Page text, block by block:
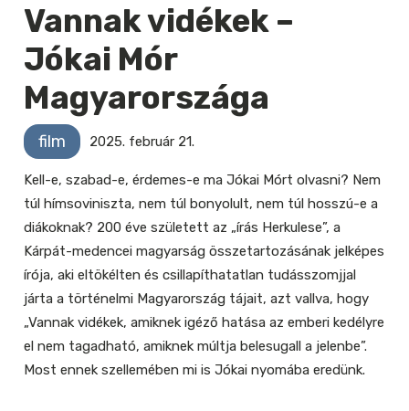
Vannak vidékek –
Jókai Mór
Magyarországa
film 2025. február 21.
Kell-e, szabad-e, érdemes-e ma Jókai Mórt olvasni? Nem
túl hímsoviniszta, nem túl bonyolult, nem túl hosszú-e a
diákoknak? 200 éve született az „írás Herkulese”, a
Kárpát-medencei magyarság összetartozásának jelképes
írója, aki eltökélten és csillapíthatatlan tudásszomjjal
járta a történelmi Magyarország tájait, azt vallva, hogy
„Vannak vidékek, amiknek igéző hatása az emberi kedélyre
el nem tagadható, amiknek múltja belesugall a jelenbe”.
Most ennek szellemében mi is Jókai nyomába eredünk.